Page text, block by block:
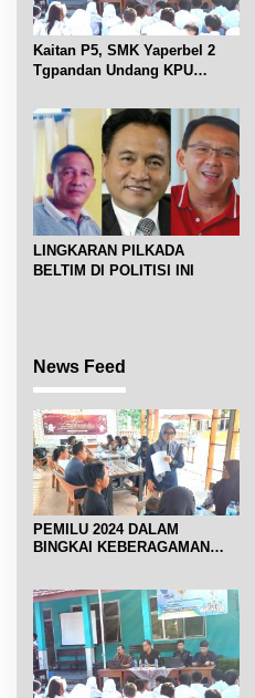
Kaitan P5, SMK Yaperbel 2
Tgpandan Undang KPU
tentang Pemilu kaitan Materi
Demokrasi di Lingkungan
Sekolah
LINGKARAN PILKADA
BELTIM DI POLITISI INI
News Feed
PEMILU 2024 DALAM
BINGKAI KEBERAGAMAN